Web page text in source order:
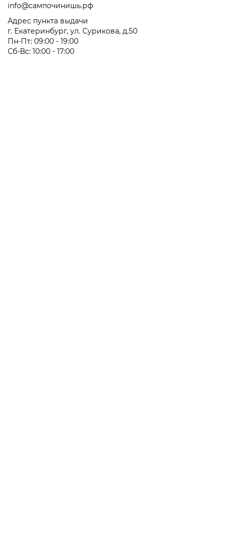
info@сампочинишь.рф
Адрес пункта выдачи
г. Екатеринбург, ул. Сурикова, д.50
Пн-Пт: 09:00 - 19:00
Сб-Вс: 10:00 - 17:00